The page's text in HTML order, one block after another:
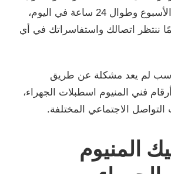
العميل طوال أيام الأسبوع وطوال 24 ساعة في اليوم،
ننتظر اتصالك واستفاسراتك في أي
لم يعد مشكلة عن طريق
فني المنيوم اسطبلات الجهراء،
الاجتماعي المختلفة.
المنيوم